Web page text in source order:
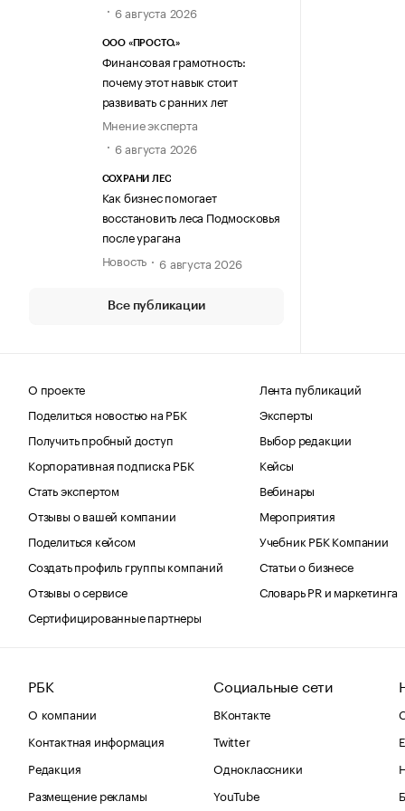
6 августа 2026
ООО «ПРОСТО.»
Финансовая грамотность:
почему этот навык стоит
развивать с ранних лет
Мнение эксперта
6 августа 2026
СОХРАНИ ЛЕС
Как бизнес помогает
восстановить леса Подмосковья
после урагана
Новость
6 августа 2026
Все публикации
О проекте
Поделиться новостью на РБК
Получить пробный доступ
Корпоративная подписка РБК
Стать экспертом
Отзывы о вашей компании
Поделиться кейсом
Создать профиль группы компаний
Отзывы о сервисе
Сертифицированные партнеры
Лента публикаций
Эксперты
Выбор редакции
Кейсы
Вебинары
Мероприятия
Учебник РБК Компании
Статьи о бизнесе
Словарь PR и маркетинга
РБК
О компании
Контактная информация
Редакция
Размещение рекламы
Социальные сети
ВКонтакте
Twitter
Одноклассники
YouTube